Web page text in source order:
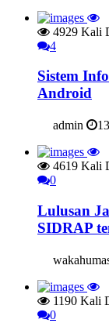
4929 Kali
4
Sistem
Android
admin
4619 Kali
0
Lulusan
SIDRAP
1190 Kali
0